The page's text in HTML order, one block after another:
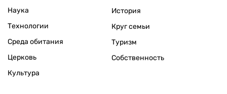
Наука
Технологии
Среда обитания
Церковь
Культура
История
Круг семьи
Туризм
Собственность